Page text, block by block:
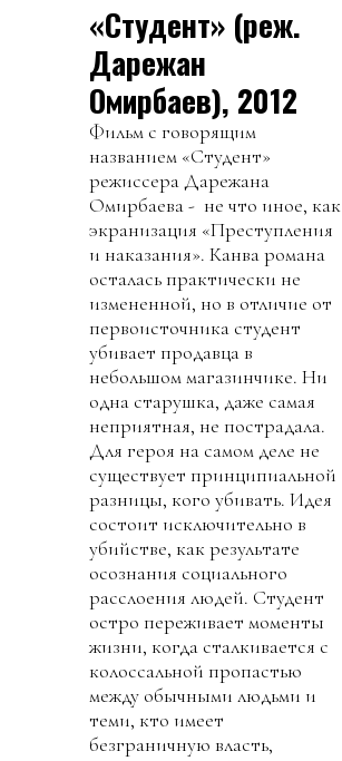
«Студент» (реж.
Дарежан
Омирбаев), 2012
Фильм с говорящим
названием «Студент»
режиссера Дарежана
Омирбаева - не что иное, как
экранизация «Преступления
и наказания». Канва романа
осталась практически не
измененной, но в отличие от
первоисточника студент
убивает продавца в
небольшом магазинчике. Ни
одна старушка, даже самая
неприятная, не пострадала.
Для героя на самом деле не
существует принципиальной
разницы, кого убивать. Идея
состоит исключительно в
убийстве, как результате
осознания социального
расслоения людей. Студент
остро переживает моменты
жизни, когда сталкивается с
колоссальной пропастью
между обычными людьми и
теми, кто имеет
безграничную власть,